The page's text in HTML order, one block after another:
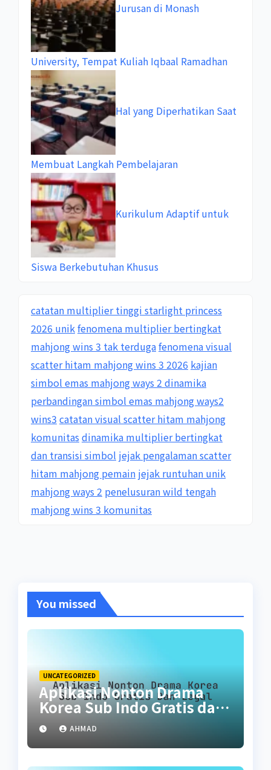
Jurusan di Monash
University, Tempat Kuliah Iqbaal Ramadhan
Hal yang Diperhatikan Saat
Membuat Langkah Pembelajaran
Kurikulum Adaptif untuk
Siswa Berkebutuhan Khusus
catatan multiplier tinggi starlight princess
2026 unikfenomena multiplier bertingkat
mahjong wins 3 tak terdugafenomena visual
scatter hitam mahjong wins 3 2026 kajian
simbol emas mahjong ways 2 dinamika
perbandingan simbol emas mahjong ways2
wins3 catatan visual scatter hitam mahjong
komunitas dinamika multiplier bertingkat
dan transisi simbol jejak pengalaman scatter
hitam mahjong pemain jejak runtuhan unik
mahjong ways 2 penelusuran wild tengah
mahjong wins 3 komunitas
You missed
UNCATEGORIZED
Aplikasi Nonton Drama
Korea Sub Indo Gratis dan
LegalAHMAD